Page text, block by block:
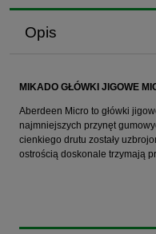
Opis
MIKADO GŁÓWKI JIGOWE
Aberdeen Micro to główki
najmniejszych przynęt
cienkiego drutu zostały
ostrością doskonale trzymają